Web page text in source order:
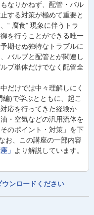
なりかねず、配管・バル
する対策が極めて重要と
“ 腐食” 現象に伴うトラ
を行うことができる唯一
期せぬ独特なトラブルに
バルブと配管とが関連し
ブ単体だけでなく配管全
だけでは中々理解しにく
)で学ぶとともに、起こ
応を行ってきた経験か
・空気などの汎用流体を
のポイント・対策」を下
お、この講座の一部内容
」 より解説しています。
ンロードください